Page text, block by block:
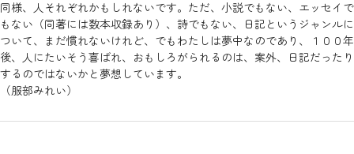
同様、人それぞれかもしれないです。ただ、小説でもない、エッセイで
もない（同著には数本収録あり）、詩でもない、日記というジャンルに
ついて、まだ慣れないけれど、でもわたしは夢中なのであり、１００年
後、人にたいそう喜ばれ、おもしろがられるのは、案外、日記だったり
するのではないかと夢想しています。
（服部みれい）